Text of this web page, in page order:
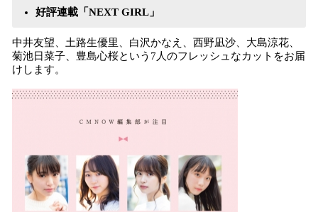
好評連載「NEXT GIRL」
中井友望、土路生優里、白沢かなえ、西野凪沙、大島涼花、
菊池日菜子、豊島心桜という7人のフレッシュなカットをお届
けします。